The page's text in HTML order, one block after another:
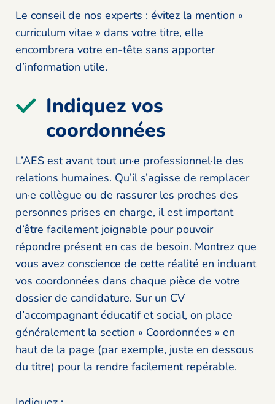
Le conseil de nos experts : évitez la mention «
curriculum vitae » dans votre titre, elle
encombrera votre en-tête sans apporter
d’information utile.
Indiquez vos
coordonnées
L’AES est avant tout un·e professionnel·le des
relations humaines. Qu’il s’agisse de remplacer
un·e collègue ou de rassurer les proches des
personnes prises en charge, il est important
d’être facilement joignable pour pouvoir
répondre présent en cas de besoin. Montrez que
vous avez conscience de cette réalité en incluant
vos coordonnées dans chaque pièce de votre
dossier de candidature. Sur un CV
d’accompagnant éducatif et social, on place
généralement la section « Coordonnées » en
haut de la page (par exemple, juste en dessous
du titre) pour la rendre facilement repérable.